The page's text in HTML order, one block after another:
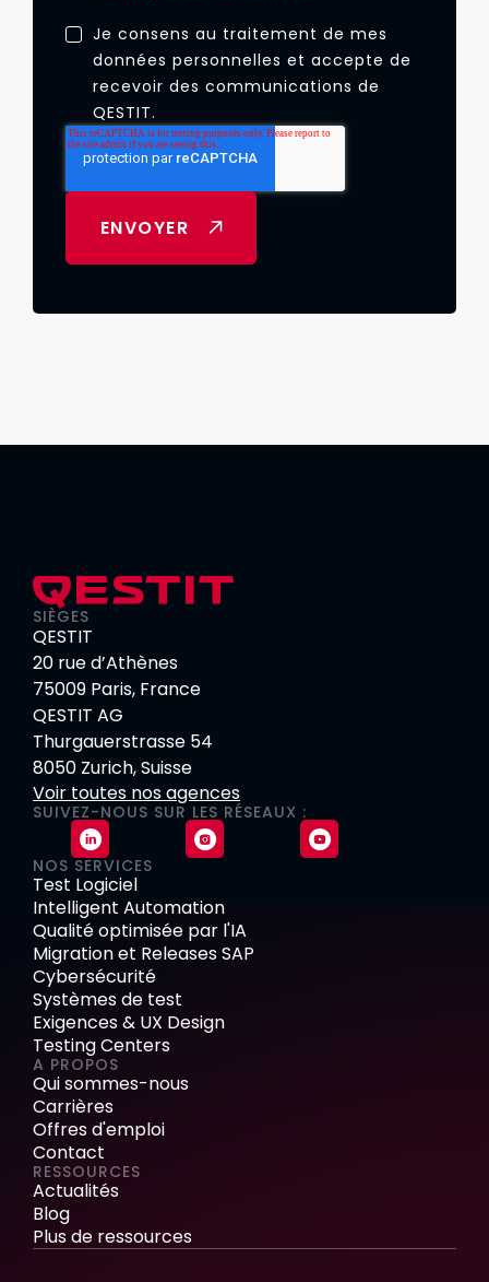
Je consens au traitement de mes
données personnelles et accepte de
recevoir des communications de
QESTIT.
SIÈGES
QESTIT
20 rue d’Athènes
75009 Paris, France
QESTIT AG
Thurgauerstrasse 54
8050 Zurich, Suisse
Voir toutes nos agences
SUIVEZ-NOUS SUR LES RÉSEAUX :
NOS SERVICES
Test Logiciel
Intelligent Automation
Qualité optimisée par l'IA
Migration et Releases SAP
Cybersécurité
Systèmes de test
Exigences & UX Design
Testing Centers
A PROPOS
Qui sommes-nous
Carrières
Offres d'emploi
Contact
RESSOURCES
Actualités
Blog
Plus de ressources